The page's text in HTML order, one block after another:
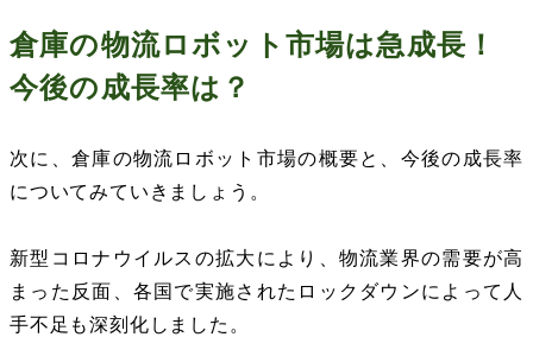
倉庫の物流ロボット市場は急成長！
今後の成長率は？
次に、倉庫の物流ロボット市場の概要と、今後の成長率
についてみていきましょう。
新型コロナウイルスの拡大により、物流業界の需要が高
まった反面、各国で実施されたロックダウンによって人
手不足も深刻化しました。